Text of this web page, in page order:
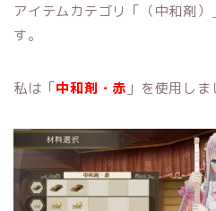
アイテムカテゴリ「（中和剤
す。
私は「中和剤・赤 」を使用しま